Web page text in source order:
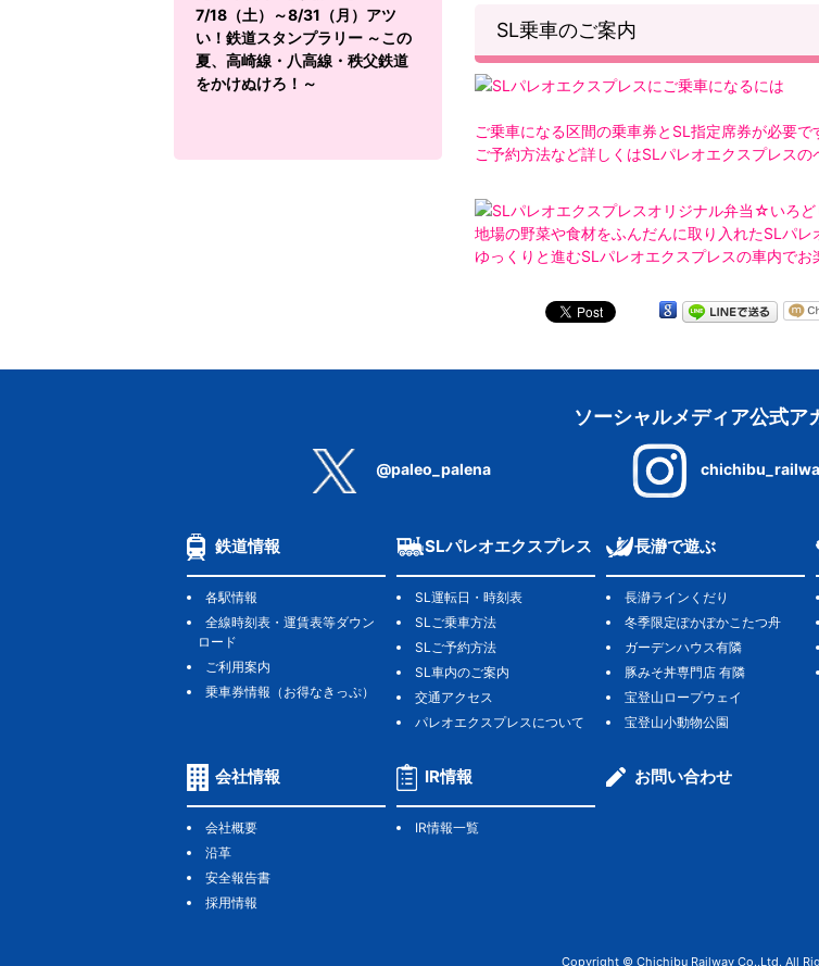
SL乗車のご案内
ご乗車になる区間の乗車券とSL指定席券が必要で
ご予約方法など詳しくはSLパレオエクスプレスの
地場の野菜や食材をふんだんに取り入れたSLパレ
ゆっくりと進むSLパレオエクスプレスの車内でお
7/18（土）～8/31（月）アツ
い！鉄道スタンプラリー ～この
夏、高崎線・八高線・秩父鉄道
をかけぬけろ！～
ソーシャルメディア公式ア
@paleo_palena
鉄道情報
各駅情報
全線時刻表・運賃表等ダウン
ロード
ご利用案内
乗車券情報（お得なきっぷ）
SLパレオエクスプレス
SL運転日・時刻表
SLご乗車方法
SLご予約方法
SL車内のご案内
交通アクセス
パレオエクスプレスについて
長瀞で遊ぶ
長瀞ラインくだり
冬季限定ぽかぽかこたつ舟
ガーデンハウス有隣
豚みそ丼専門店 有隣
宝登山ロープウェイ
宝登山小動物公園
会社情報
会社概要
沿革
安全報告書
採用情報
IR情報
IR情報一覧
お問い合わせ
Copyright © Chichibu Railway Co.,Ltd. All